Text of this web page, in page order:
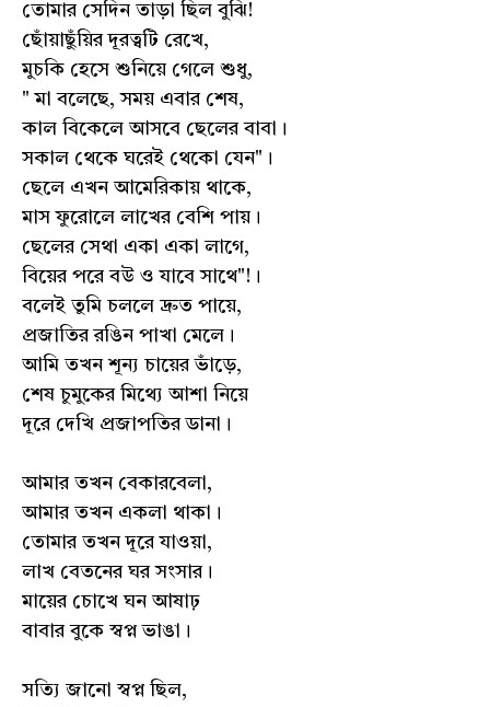
তোমার সেদিন তাড়া ছিল বুঝি!
ছোঁয়াছুঁয়ির দূরত্বটি রেখে,
মুচকি হেসে শুনিয়ে গেলে শুধু,
" মা বলেছে, সময় এবার শেষ,
কাল বিকেলে আসবে ছেলের বাবা।
সকাল থেকে ঘরেই থেকো যেন"।
ছেলে এখন আমেরিকায় থাকে,
মাস ফুরোলে লাখের বেশি পায়।
ছেলের সেথা একা একা লাগে,
বিয়ের পরে বউ ও যাবে সাথে"!।
বলেই তুমি চললে দ্রুত পায়ে,
প্রজাতির রঙিন পাখা মেলে।
আমি তখন শূন্য চায়ের ভাঁড়ে,
শেষ চুমুকের মিথ্যে আশা নিয়ে
দূরে দেখি প্রজাপতির ডানা।
আমার তখন বেকারবেলা,
আমার তখন একলা থাকা।
তোমার তখন দূরে যাওয়া,
লাখ বেতনের ঘর সংসার।
মায়ের চোখে ঘন আষাঢ়
বাবার বুকে স্বপ্ন ভাঙা।
সত্যি জানো স্বপ্ন ছিল,